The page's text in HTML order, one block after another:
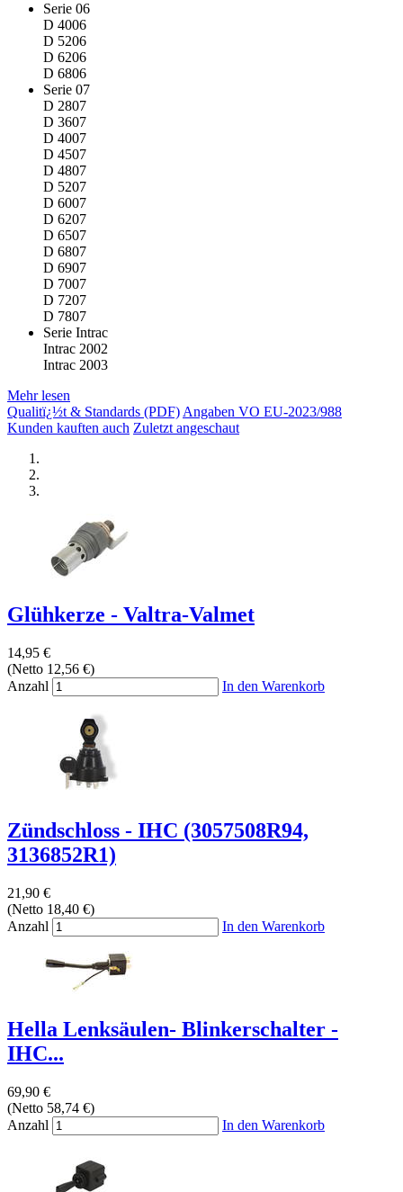
Serie 06
D 4006
D 5206
D 6206
D 6806
Serie 07
D 2807
D 3607
D 4007
D 4507
D 4807
D 5207
D 6007
D 6207
D 6507
D 6807
D 6907
D 7007
D 7207
D 7807
Serie Intrac
Intrac 2002
Intrac 2003
Mehr lesen
Qualitï¿½t & Standards (PDF)Angaben VO EU-2023/988
Kunden kauften auch Zuletzt angeschaut
Glühkerze - Valtra-Valmet
14,95 €
(Netto 12,56 €)
Anzahl
In den Warenkorb
Zündschloss - IHC (3057508R94,
3136852R1)
21,90 €
(Netto 18,40 €)
Anzahl
In den Warenkorb
Hella Lenksäulen- Blinkerschalter -
IHC...
69,90 €
(Netto 58,74 €)
Anzahl
In den Warenkorb